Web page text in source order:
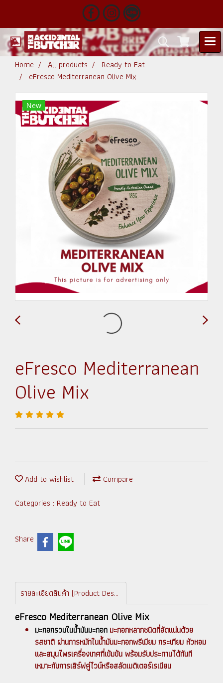
Home All products
Ready to Eat
eFresco Mediterranean Olive Mix
New
eFresco Mediterranean
Olive Mix
Add to wishlist
Compare
Categories : Ready to Eat
Share
รายละเอียดสินค้า (Product Description)
eFresco Mediterranean Olive Mix
มะกอกรวมในน้ำมันมะกอก มะกอกหลากชนิดที่อัดแน่นด้วย
รสชาติ ผ่านการหมักในน้ำมันมะกอกพรีเมียม กระเทียม หัวหอม
และสมุนไพรเครื่องเทศที่เข้มข้น พร้อมรับประทานได้ทันที
เหมาะกับการเสิร์ฟคู่ไวน์หรือสลัดเมดิเตอร์เรเนียน